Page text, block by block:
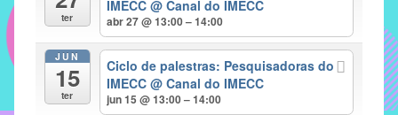
pacificadoras
ter
IMECC@ Canal do IMECC
abr 27 @ 13:00 – 14:00
JUN
15
ter
Ciclo de palestras: Pesquisadoras do
IMECC@ Canal do IMECC
jun 15 @ 13:00 – 14:00